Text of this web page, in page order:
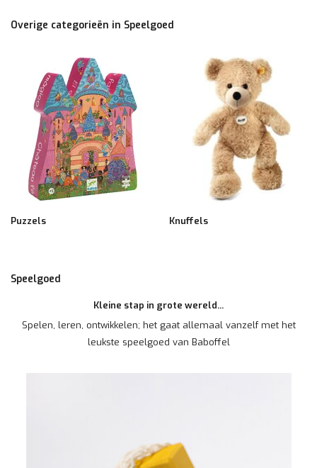
Overige categorieën in Speelgoed
Puzzels Knuffels
Speelgoed
Kleine stap in grote wereld...
Spelen, leren, ontwikkelen; het gaat allemaal vanzelf met het
leukste speelgoed van Baboffel